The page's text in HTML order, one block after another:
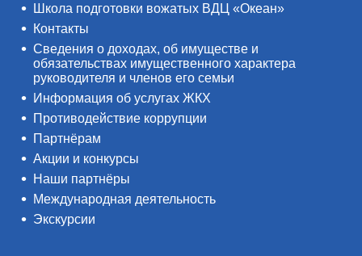
Школа подготовки вожатых ВДЦ «Океан»
Контакты
Сведения о доходах, об имуществе и
обязательствах имущественного характера
руководителя и членов его семьи
Информация об услугах ЖКХ
Противодействие коррупции
Партнёрам
Акции и конкурсы
Наши партнёры
Международная деятельность
Экскурсии